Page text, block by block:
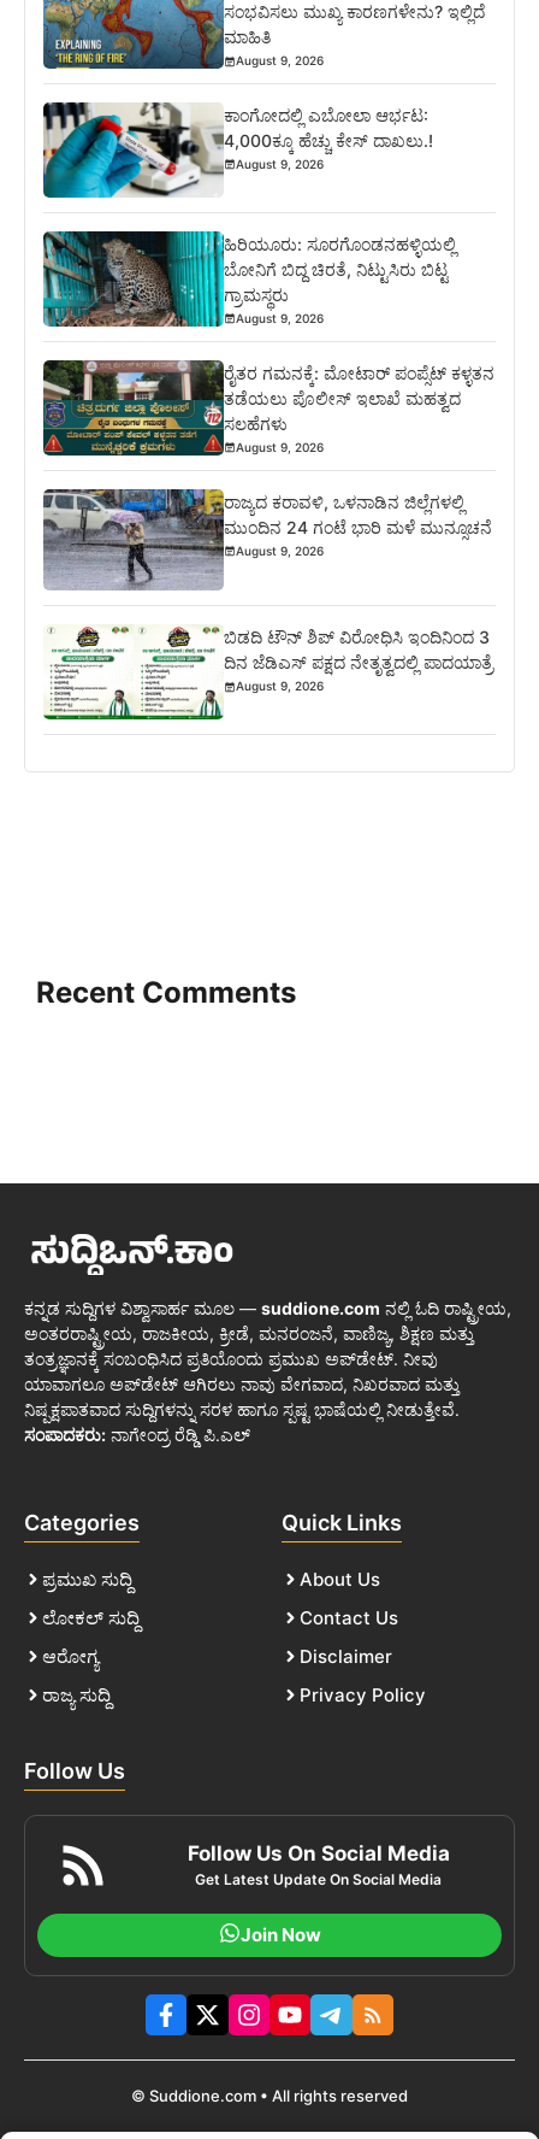
ಸಂಭವಿಸಲು ಮುಖ್ಯ ಕಾರಣಗಳೇನು? ಇಲ್ಲಿದೆ
ಮಾಹಿತಿ
August 9, 2026
ಕಾಂಗೋದಲ್ಲಿ ಎಬೋಲಾ ಆರ್ಭಟ:
4,000ಕ್ಕೂ ಹೆಚ್ಚು ಕೇಸ್ ದಾಖಲು.!
August 9, 2026
ಹಿರಿಯೂರು: ಸೂರಗೊಂಡನಹಳ್ಳಿಯಲ್ಲಿ
ಬೋನಿಗೆ ಬಿದ್ದ ಚಿರತೆ, ನಿಟ್ಟುಸಿರು ಬಿಟ್ಟ
ಗ್ರಾಮಸ್ಥರು
August 9, 2026
ರೈತರ ಗಮನಕ್ಕೆ: ಮೋಟಾರ್ ಪಂಪ್ಸೆಟ್ ಕಳ್ಳತನ
ತಡೆಯಲು ಪೊಲೀಸ್ ಇಲಾಖೆ ಮಹತ್ವದ
ಸಲಹೆಗಳು
August 9, 2026
ರಾಜ್ಯದ ಕರಾವಳಿ, ಒಳನಾಡಿನ ಜಿಲ್ಲೆಗಳಲ್ಲಿ
ಮುಂದಿನ 24 ಗಂಟೆ ಭಾರಿ ಮಳೆ ಮುನ್ಸೂಚನೆ
August 9, 2026
ಬಿಡದಿ ಟೌನ್ ಶಿಪ್ ವಿರೋಧಿಸಿ ಇಂದಿನಿಂದ 3
ದಿನ ಜೆಡಿಎಸ್ ಪಕ್ಷದ ನೇತೃತ್ವದಲ್ಲಿ ಪಾದಯಾತ್ರೆ
August 9, 2026
Recent Comments
ಕನ್ನಡ ಸುದ್ದಿಗಳ ವಿಶ್ವಾಸಾರ್ಹ ಮೂಲ — suddione.com ನಲ್ಲಿ ಓದಿ ರಾಷ್ಟ್ರೀಯ,
ಅಂತರರಾಷ್ಟ್ರೀಯ, ರಾಜಕೀಯ, ಕ್ರೀಡೆ, ಮನರಂಜನೆ, ವಾಣಿಜ್ಯ, ಶಿಕ್ಷಣ ಮತ್ತು
ತಂತ್ರಜ್ಞಾನಕ್ಕೆ ಸಂಬಂಧಿಸಿದ ಪ್ರತಿಯೊಂದು ಪ್ರಮುಖ ಅಪ್‌ಡೇಟ್. ನೀವು
ಯಾವಾಗಲೂ ಅಪ್‌ಡೇಟ್ ಆಗಿರಲು ನಾವು ವೇಗವಾದ, ನಿಖರವಾದ ಮತ್ತು
ನಿಷ್ಪಕ್ಷಪಾತವಾದ ಸುದ್ದಿಗಳನ್ನು ಸರಳ ಹಾಗೂ ಸ್ಪಷ್ಟ ಭಾಷೆಯಲ್ಲಿ ನೀಡುತ್ತೇವೆ.
ಸಂಪಾದಕರು: ನಾಗೇಂದ್ರ ರೆಡ್ಡಿ ಪಿ.ಎಲ್
Categories
ಪ್ರಮುಖ ಸುದ್ದಿ
ಲೋಕಲ್ ಸುದ್ದಿ
ಆರೋಗ್ಯ
ರಾಜ್ಯ ಸುದ್ದಿ
Quick Links
About Us
Contact Us
Disclaimer
Privacy Policy
Follow Us
Follow Us On Social Media
Get Latest Update On Social Media
Join Now
© Suddione.com • All rights reserved